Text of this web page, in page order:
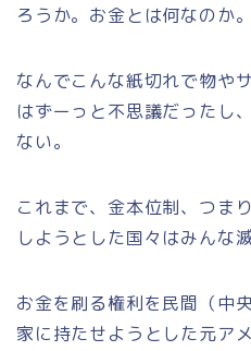
ろうか。お金とは何なのか。
なんでこんな紙切れで物や
はずーっと不思議だったし
ない。
これまで、金本位制、つま
しようとした国々はみんな
お金を刷る権利を民間（中
家に持たせようとした元ア